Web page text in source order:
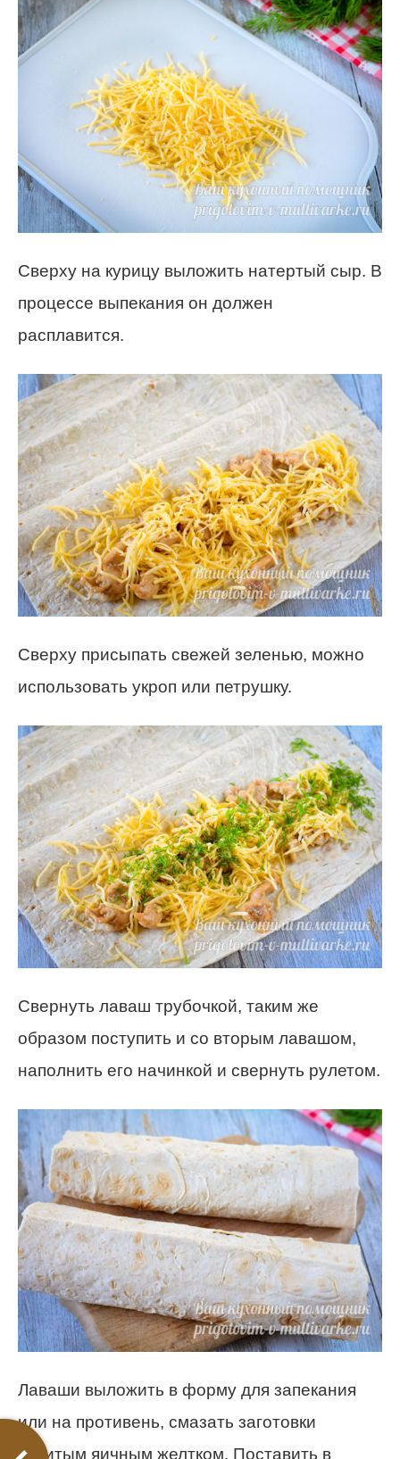
Сверху на курицу выложить натертый сыр. В
процессе выпекания он должен
расплавится.
Сверху присыпать свежей зеленью, можно
использовать укроп или петрушку.
Свернуть лаваш трубочкой, таким же
образом поступить и со вторым лавашом,
наполнить его начинкой и свернуть рулетом.
Лаваши выложить в форму для запекания
или на противень, смазать заготовки
взбитым яичным желтком. Поставить в